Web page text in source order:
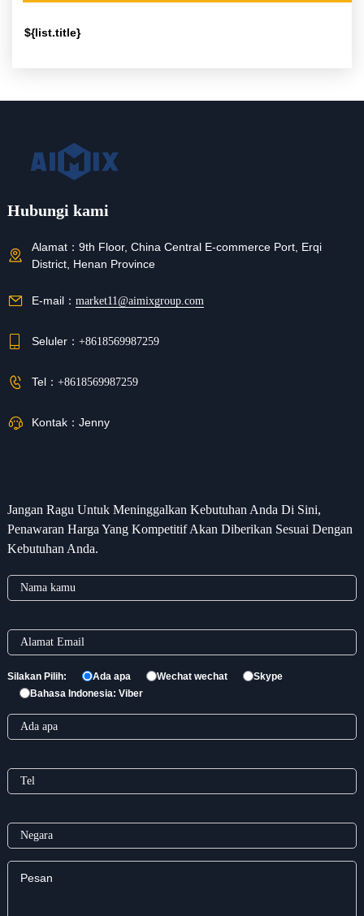
${list.title}
Hubungi kami
Alamat： 9th Floor, China Central E-commerce Port, Erqi
District, Henan Province
E-mail： market11@aimixgroup.com
Seluler： +8618569987259
Tel： +8618569987259
Kontak： Jenny
Jangan Ragu Untuk Meninggalkan Kebutuhan Anda Di Sini,
Penawaran Harga Yang Kompetitif Akan Diberikan Sesuai Dengan
Kebutuhan Anda.
Silakan Pilih: Ada apa Wechat wechat
Skype
Bahasa Indonesia: Viber